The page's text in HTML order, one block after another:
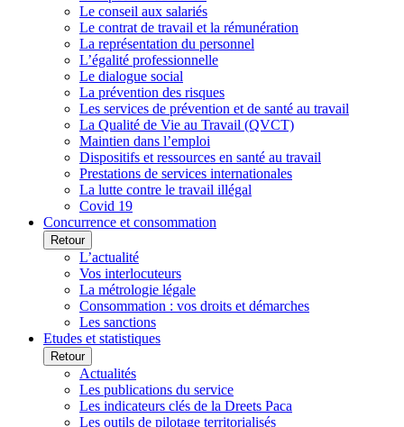
Le conseil aux salariés
Le contrat de travail et la rémunération
La représentation du personnel
L’égalité professionnelle
Le dialogue social
La prévention des risques
Les services de prévention et de santé au travail
La Qualité de Vie au Travail (QVCT)
Maintien dans l’emploi
Dispositifs et ressources en santé au travail
Prestations de services internationales
La lutte contre le travail illégal
Covid 19
Concurrence et consommation
Retour
L’actualité
Vos interlocuteurs
La métrologie légale
Consommation : vos droits et démarches
Les sanctions
Etudes et statistiques
Retour
Actualités
Les publications du service
Les indicateurs clés de la Dreets Paca
Les outils de pilotage territorialisés